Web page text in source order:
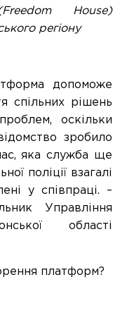
House)
регіону
допоможе
спільних рішень
оскільки
зробило
яка служба ще
поліції взагалі
у співпраці. –
Управління
області
платформ?